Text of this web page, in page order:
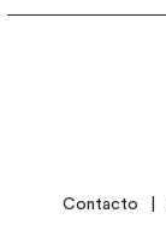
LEGALContacto